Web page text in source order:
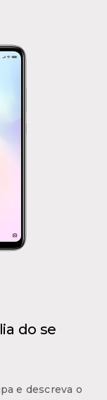
do se
e descreva o